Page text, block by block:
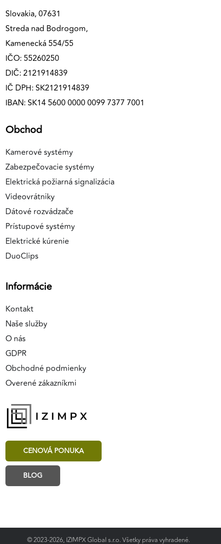
Slovakia, 07631
Streda nad Bodrogom,
Kamenecká 554/55
IČO: 55260250
DIČ: 2121914839
IČ DPH: SK2121914839
IBAN: SK14 5600 0000 0099 7377 7001
Obchod
Kamerové systémy
Zabezpečovacie systémy
Elektrická požiarná signalizácia
Videovrátniky
Dátové rozvádzače
Prístupové systémy
Elektrické kúrenie
DuoClips
Informácie
Kontakt
Naše služby
O nás
GDPR
Obchodné podmienky
Overené zákazníkmi
CENOVÁ PONUKA
BLOG
© 2023-2026, IZIMPX Global s.r.o. Všetky práva vyhradené.